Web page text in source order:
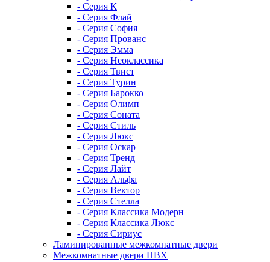
- Серия К
- Серия Флай
- Серия София
- Серия Прованс
- Серия Эмма
- Серия Неоклассика
- Серия Твист
- Серия Турин
- Серия Барокко
- Серия Олимп
- Серия Соната
- Серия Стиль
- Серия Люкс
- Серия Оскар
- Серия Тренд
- Серия Лайт
- Серия Альфа
- Серия Вектор
- Серия Стелла
- Серия Классика Модерн
- Серия Классика Люкс
- Серия Сириус
Ламинированные межкомнатные двери
Межкомнатные двери ПВХ